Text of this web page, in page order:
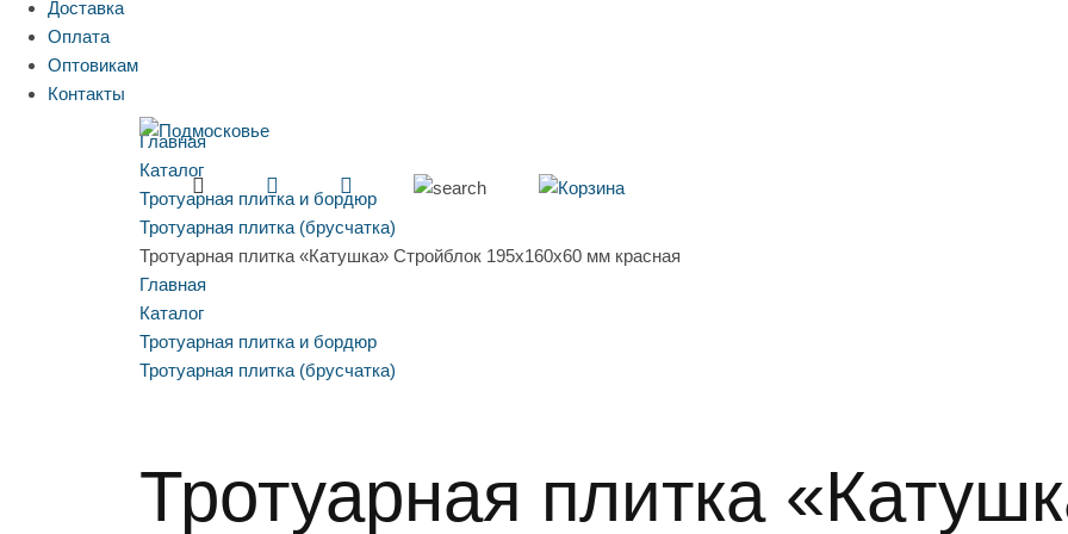
Доставка
Оплата
Оптовикам
Контакты
Главная
Каталог
Тротуарная плитка и бордюр
Тротуарная плитка (брусчатка)
Тротуарная плитка «Катушка» Стройблок 195x160x60 мм красная
Главная
Каталог
Тротуарная плитка и бордюр
Тротуарная плитка (брусчатка)
Тротуарная плитка